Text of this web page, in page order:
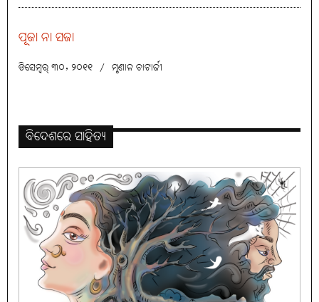
ପୂଜା ନା ସଜା
ଡିସେମ୍ବର୍ ୩୦, ୨୦୧୧ / ମୃଣାଳ ଚାଟାର୍ଜୀ
ବିଦେଶରେ ସାହିତ୍ୟ